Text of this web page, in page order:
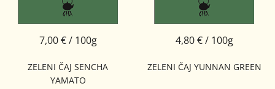
ZELENI ČAJ SENCHA
YAMATO
7,00 € / 100g
ZELENI ČAJ YUNNAN GREEN
4,80 € / 100g